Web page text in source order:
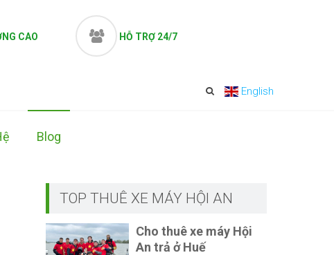
CAO HỖ TRỢ 24/7
English
Blog
TOP THUÊ XE MÁY HỘI AN
Cho thuê xe máy Hội
An trả ở Huế